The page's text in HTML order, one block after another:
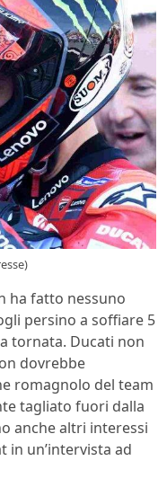
ha fatto nessuno
persino a soffiare 5
tornata. Ducati non
dovrebbe
romagnolo del team
tagliato fuori dalla
anche altri interessi
in un’intervista ad